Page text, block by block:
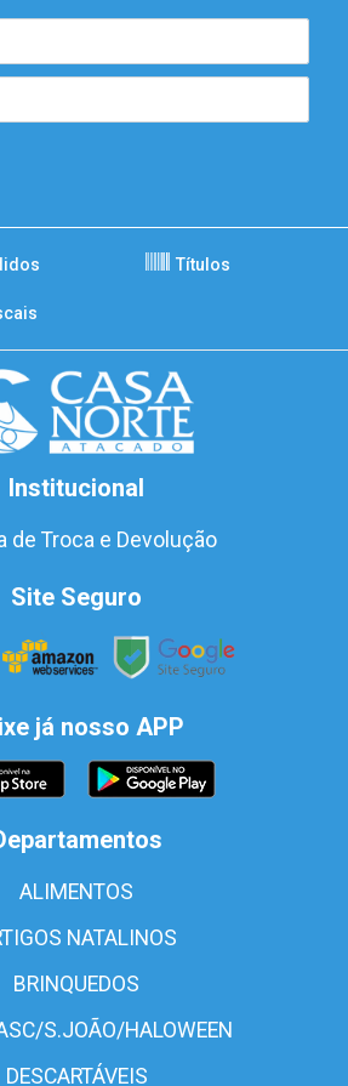
Títulos
Institucional
de Troca e Devolução
Site Seguro
já nosso APP
ALIMENTOS
NATALINOS
BRINQUEDOS
S.JOÃO/HALOWEEN
DESCARTÁVEIS